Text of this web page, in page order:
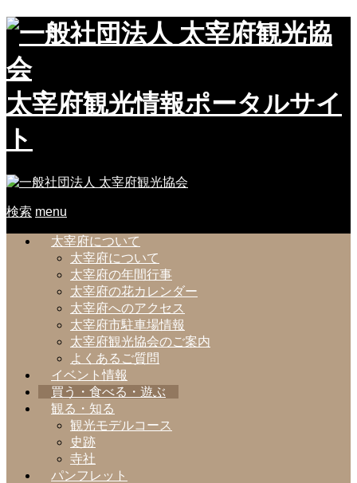
太宰府観光情報ポータルサイ
ト
検索 menu
太宰府について
太宰府について
太宰府の年間行事
太宰府の花カレンダー
太宰府へのアクセス
太宰府市駐車場情報
太宰府観光協会のご案内
よくあるご質問
イベント情報
買う・食べる・遊ぶ
観る・知る
観光モデルコース
史跡
寺社
パンフレット